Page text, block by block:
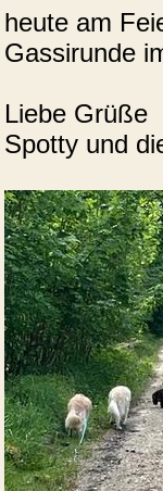
heute am
Gassirunde
Liebe Grüße
Spotty und